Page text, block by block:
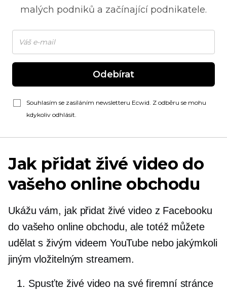
malých podniků a začínající podnikatele.
Odebírat
Souhlasím se zasíláním newsletteru Ecwid. Z odběru se mohu
kdykoliv odhlásit.
Jak přidat živé video do
vašeho online obchodu
Ukážu vám, jak přidat živé video z Facebooku
do vašeho online obchodu, ale totéž můžete
udělat s živým videem YouTube nebo jakýmkoli
jiným vložitelným streamem.
Spusťte živé video na své firemní stránce